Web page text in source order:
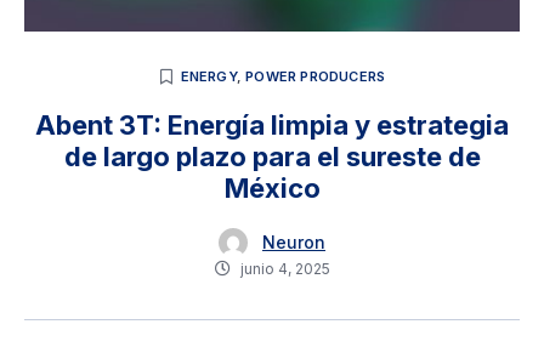
ENERGY,POWER PRODUCERS
Abent 3T: Energía limpia y estrategia
de largo plazo para el sureste de
México
Neuron
junio 4, 2025